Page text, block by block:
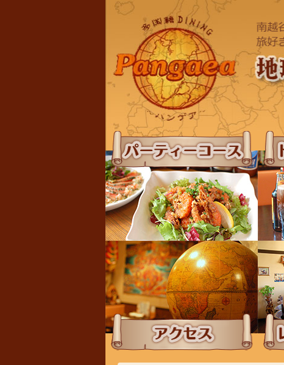
パーティーコース
アクセス ラン